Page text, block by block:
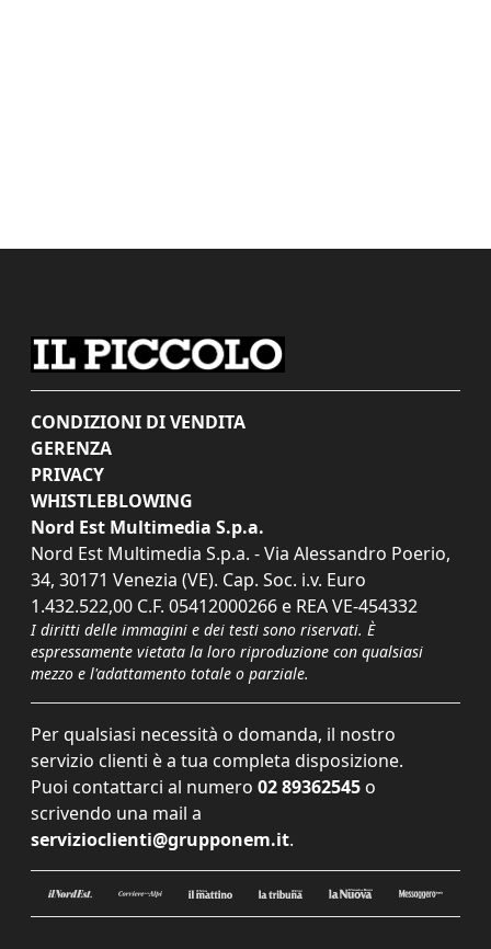
CONDIZIONI DI VENDITA
GERENZA
PRIVACY
WHISTLEBLOWING
Nord Est Multimedia S.p.a.
Nord Est Multimedia S.p.a. - Via Alessandro Poerio,
34, 30171 Venezia (VE). Cap. Soc. i.v. Euro
1.432.522,00 C.F. 05412000266 e REA VE-454332
I diritti delle immagini e dei testi sono riservati. È
espressamente vietata la loro riproduzione con qualsiasi
mezzo e l'adattamento totale o parziale.
Per qualsiasi necessità o domanda, il nostro
servizio clienti è a tua completa disposizione.
Puoi contattarci al numero 02 89362545 o
scrivendo una mail a
servizioclienti@grupponem.it.